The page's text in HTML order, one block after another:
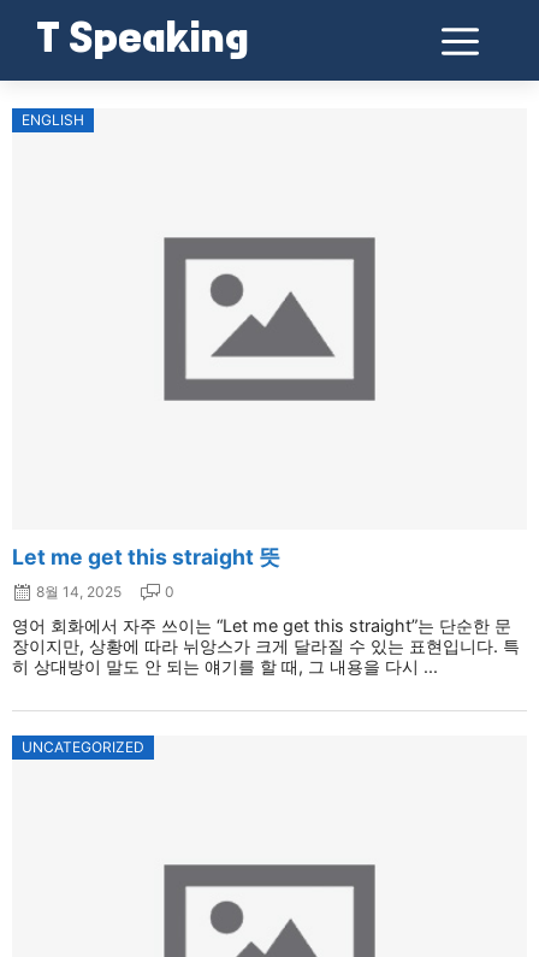
T Speaking
ENGLISH
Let me get this straight 뜻
8월 14, 2025 0
영어 회화에서 자주 쓰이는 “Let me get this straight”는 단순한 문
장이지만, 상황에 따라 뉘앙스가 크게 달라질 수 있는 표현입니다. 특
히 상대방이 말도 안 되는 얘기를 할 때, 그 내용을 다시 ...
UNCATEGORIZED